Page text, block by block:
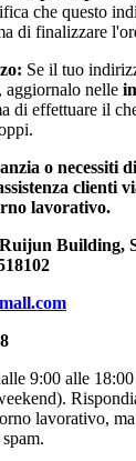
che questo
di finalizzare
Se il tuo
aggiornalo nelle
di effettuare il
o necessiti
clienti
lavorativo.
Building,
9:00 alle
lavorativo,